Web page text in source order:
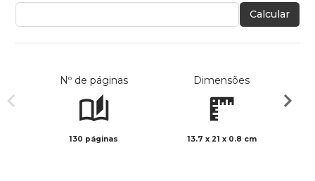
Calcular
Nº de páginas
130 páginas
Dimensões
13.7 x 21 x 0.8 cm